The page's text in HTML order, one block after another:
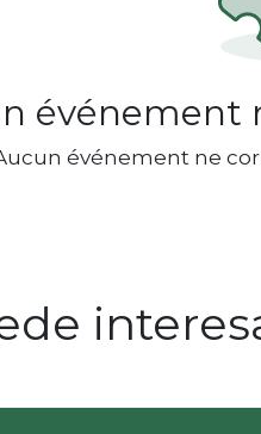
événement
événement ne